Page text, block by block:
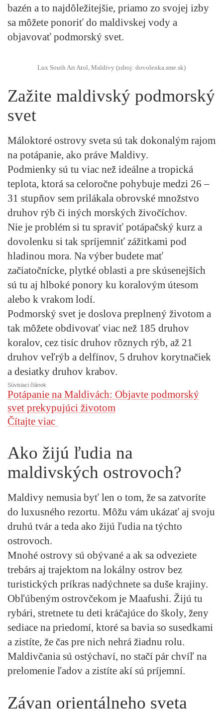
bazén a to najdôležitejšie, priamo zo svojej izby
sa môžete ponoriť do maldivskej vody a
objavovať podmorský svet.
Lux South Ari Atol, Maldivy (zdroj: dovolenka.sme.sk)
Zažite maldivský podmorský
svet
Máloktoré ostrovy sveta sú tak dokonalým rajom
na potápanie, ako práve Maldivy.
Podmienky sú tu viac než ideálne a tropická
teplota, ktorá sa celoročne pohybuje medzi 26 –
31 stupňov sem prilákala obrovské množstvo
druhov rýb či iných morských živočíchov.
Nie je problém si tu spraviť potápačský kurz a
dovolenku si tak spríjemniť zážitkami pod
hladinou mora. Na výber budete mať
začiatočnícke, plytké oblasti a pre skúsenejších
sú tu aj hlboké ponory ku koralovým útesom
alebo k vrakom lodí.
Podmorský svet je doslova preplnený životom a
tak môžete obdivovať viac než 185 druhov
koralov, cez tisíc druhov rôznych rýb, až 21
druhov veľrýb a delfínov, 5 druhov korytnačiek
a desiatky druhov krabov.
Súvisiaci článok
Potápanie na Maldivách: Objavte podmorský
svet prekypujúci životom
Čítajte viac
Ako žijú ľudia na
maldivských ostrovoch?
Maldivy nemusia byť len o tom, že sa zatvoríte
do luxusného rezortu. Môžu vám ukázať aj svoju
druhú tvár a teda ako žijú ľudia na týchto
ostrovoch.
Mnohé ostrovy sú obývané a ak sa odveziete
trebárs aj trajektom na lokálny ostrov bez
turistických príkras nadýchnete sa duše krajiny.
Obľúbeným ostrovčekom je Maafushi. Žijú tu
rybári, stretnete tu deti kráčajúce do školy, ženy
sediace na priedomí, ktoré sa bavia so susedkami
a zistíte, že čas pre nich nehrá žiadnu rolu.
Maldivčania sú ostýchaví, no stačí pár chvíľ na
prelomenie ľadov a zistíte akí sú príjemní.
Závan orientálneho sveta